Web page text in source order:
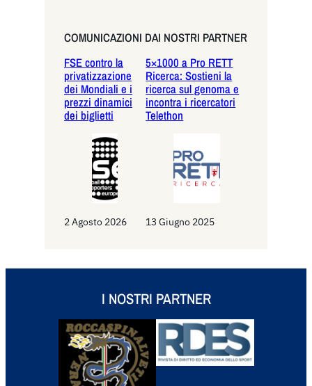
r
c
h
COMUNICAZIONI DAI NOSTRI PARTNER
FSE contro la
privatizzazione
dei Mondiali e i
prezzi dinamici
dei biglietti
2 Agosto 2026
5×1000 a Pro RETT
Ricerca: Sostieni la
ricerca sul genoma e
incontra i ricercatori
Telethon
13 Giugno 2025
I NOSTRI PARTNER